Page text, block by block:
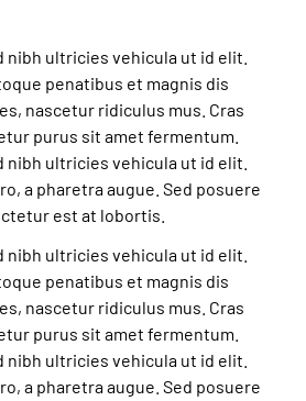
nibh ultricies vehicula ut id elit.
penatibus et magnis dis
nascetur ridiculus mus. Cras
purus sit amet fermentum.
nibh ultricies vehicula ut id elit.
a pharetra augue. Sed posuere
est at lobortis.
nibh ultricies vehicula ut id elit.
penatibus et magnis dis
nascetur ridiculus mus. Cras
purus sit amet fermentum.
nibh ultricies vehicula ut id elit.
a pharetra augue. Sed posuere